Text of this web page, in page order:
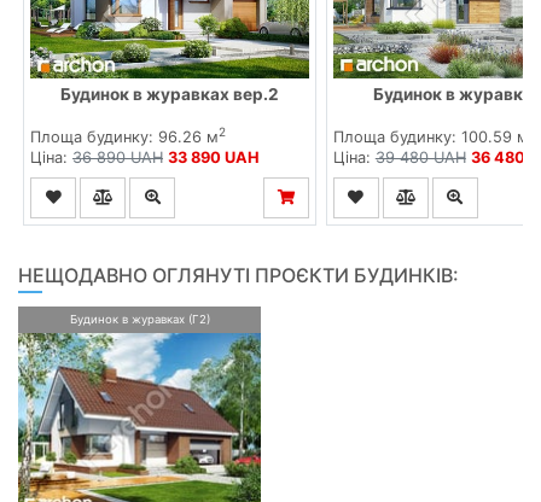
Будинок в журавках вер.2
Площа будинку: 96.26 м2
Ціна: 36 890 UAH 33 890 UAH
Будинок в
Площа будинку: 100.59 м
Ціна:39 480 UAH 36 480
НЕЩОДАВНО ОГЛЯНУТІ ПРОЄКТИ БУДИНКІВ:
Будинок в журавках (Г2)